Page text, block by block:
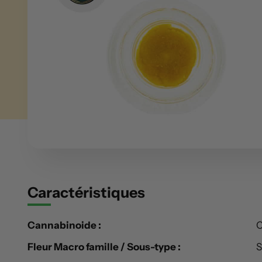
Caractéristiques
Cannabinoide :
Fleur Macro famille / Sous-type :